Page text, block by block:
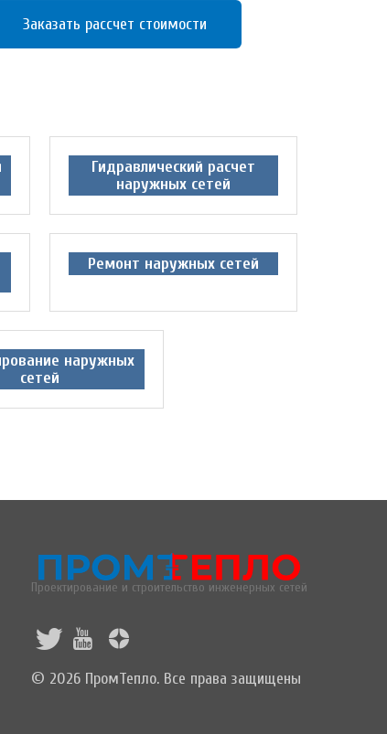
Заказать рассчет стоимости
Гидравлический расчет
наружных сетей
Ремонт наружных сетей
наружных
сетей
Проектирование и строительство инженерных сетей
© 2026 ПромТепло. Все права защищены